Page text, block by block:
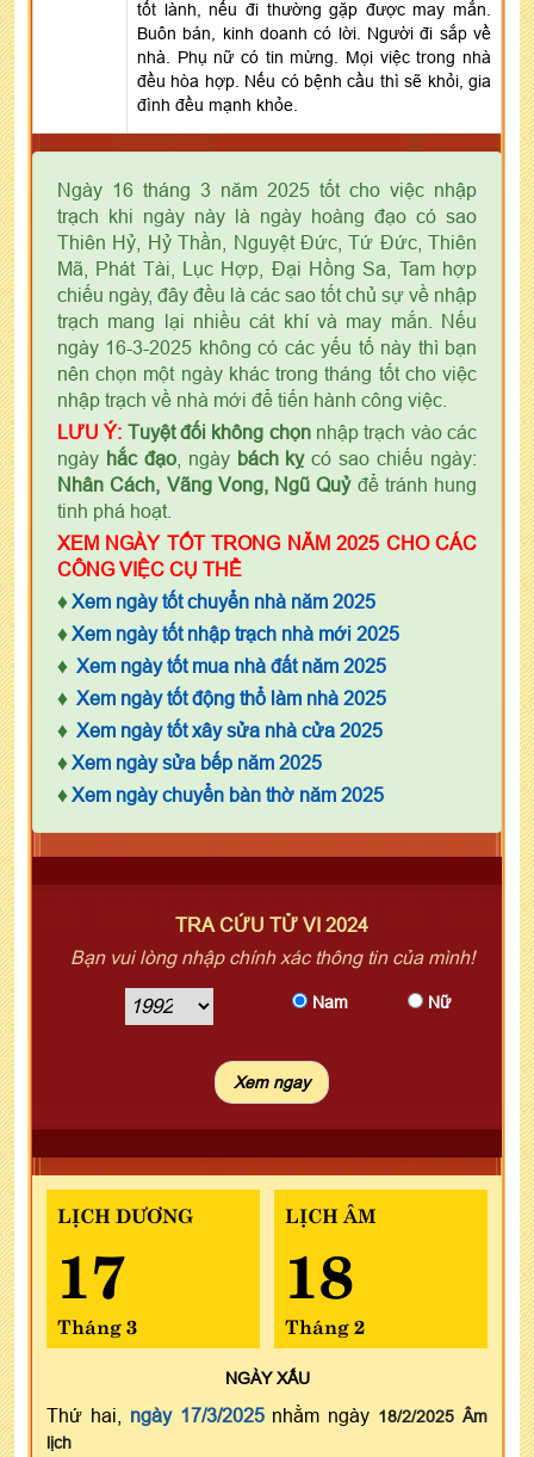
tốt lành, nếu đi thường gặp được may mắn.
Buôn bán, kinh doanh có lời. Người đi sắp về
nhà. Phụ nữ có tin mừng. Mọi việc trong nhà
đều hòa hợp. Nếu có bệnh cầu thì sẽ khỏi, gia
đình đều mạnh khỏe.
Ngày 16 tháng 3 năm 2025 tốt cho việc nhập
trạch khi ngày này là ngày hoàng đạo có sao
Thiên Hỷ, Hỷ Thần, Nguyệt Đức, Tứ Đức, Thiên
Mã, Phát Tài, Lục Hợp, Đại Hồng Sa, Tam hợp
chiếu ngày, đây đều là các sao tốt chủ sự về nhập
trạch mang lại nhiều cát khí và may mắn. Nếu
ngày 16-3-2025 không có các yếu tố này thì bạn
nên chọn một ngày khác trong tháng tốt cho việc
nhập trạch về nhà mới để tiến hành công việc.
LƯU Ý: Tuyệt đối không chọnnhập trạch vào các
ngày hắc đạo, ngày bách kỵcó sao chiếu ngày:
Nhân Cách, Vãng Vong, Ngũ Quỷđể tránh hung
tinh phá hoạt.
XEM NGÀY TỐT TRONG NĂM 2025 CHO CÁC
CÔNG VIỆC CỤ THỂ
♦ Xem ngày tốt chuyển nhà năm 2025
♦ Xem ngày tốt nhập trạch nhà mới 2025
♦ Xem ngày tốt mua nhà đất năm 2025
♦ Xem ngày tốt động thổ làm nhà 2025
♦ Xem ngày tốt xây sửa nhà cửa 2025
♦ Xem ngày sửa bếp năm 2025
♦ Xem ngày chuyển bàn thờ năm 2025
TRA CỨU TỬ VI 2024
Bạn vui lòng nhập chính xác thông tin của mình!
Nam Nữ
LỊCH DƯƠNG
17
Tháng 3
LỊCH ÂM
18
Tháng 2
NGÀYXẤU
Thứ hai, ngày 17/3/2025nhằm ngày 18/2/2025 Âm
lịch